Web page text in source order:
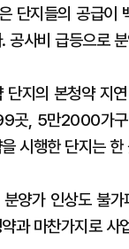
단지들의 공급이
공사비 급등으로
단지의 본청약 지
곳, 5만2000가
시행한 단지는 한
양가 인상도 불
과 마찬가지로 사